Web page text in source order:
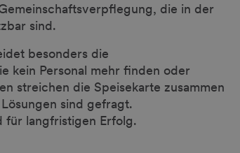
die in der
sind.
besonders die
kein Personal mehr finden oder
streichen die Speisekarte zusammen
sind gefragt.
für langfristigen Erfolg.